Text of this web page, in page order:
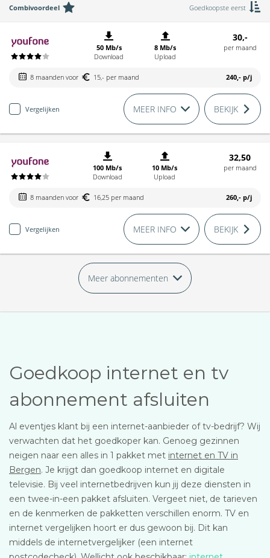
Combivoordeel Goedkoopste eerst
50 Mb/s
Download
8 Mb/s
Upload
30,-
per maand
8 maanden voor 15,- per maand 240,- p/j
Vergelijken MEER INFO BEKIJK
100 Mb/s
Download
10 Mb/s
Upload
32,50
per maand
8 maanden voor 16,25 per maand 260,- p/j
Vergelijken MEER INFO BEKIJK
Meer abonnementen
Goedkoop internet en tv
abonnement afsluiten
Al eventjes klant bij een internet-aanbieder of tv-bedrijf? Wij
verwachten dat het goedkoper kan. Genoeg gezinnen
neigen naar een alles in 1 pakket met internet en TV in
Bergen. Je krijgt dan goedkoop internet en digitale
televisie. Bij veel internetbedrijven kun jij deze diensten in
een twee-in-een pakket afsluiten. Vergeet niet, de tarieven
en de kenmerken de pakketten verschillen enorm. TV en
internet vergelijken hoort er dus gewoon bij. Dit kan
middels de internetvergelijker (een internet